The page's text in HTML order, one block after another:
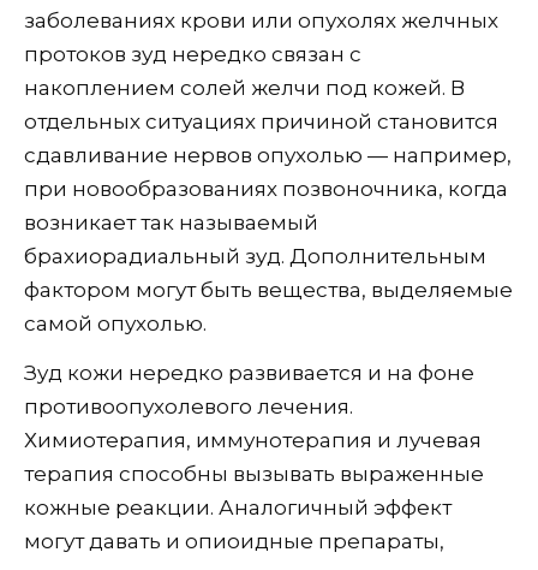
заболеваниях крови или опухолях желчных
протоков зуд нередко связан с
накоплением солей желчи под кожей. В
отдельных ситуациях причиной становится
сдавливание нервов опухолью — например,
при новообразованиях позвоночника, когда
возникает так называемый
брахиорадиальный зуд. Дополнительным
фактором могут быть вещества, выделяемые
самой опухолью.
Зуд кожи нередко развивается и на фоне
противоопухолевого лечения.
Химиотерапия, иммунотерапия и лучевая
терапия способны вызывать выраженные
кожные реакции. Аналогичный эффект
могут давать и опиоидные препараты,